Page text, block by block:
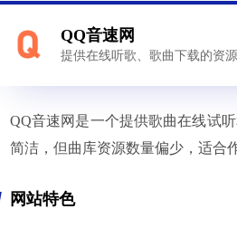
QQ音速网
提供在线听歌、歌曲下载的资
QQ音速网是一个提供歌曲在线试
简洁，但曲库资源数量偏少，适合
网站特色